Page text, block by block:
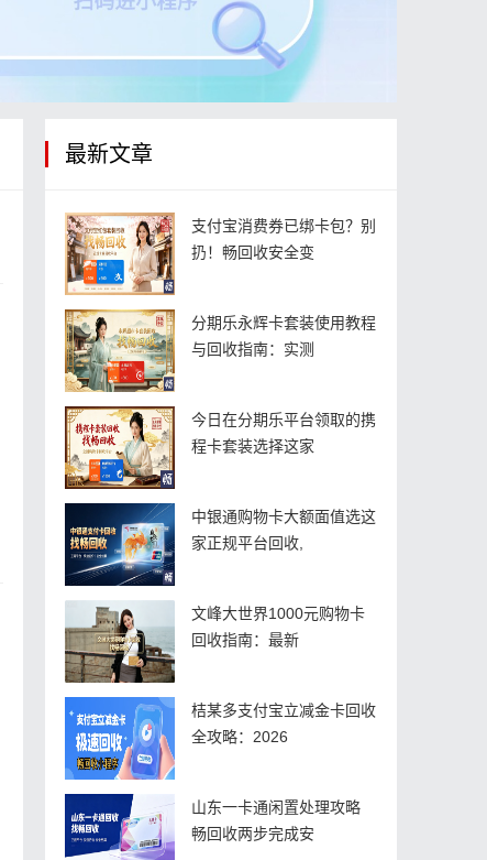
最新文章
支付宝消费券已绑卡包？别
扔！畅回收安全变
分期乐永辉卡套装使用教程
与回收指南：实测
今日在分期乐平台领取的携
程卡套装选择这家
中银通购物卡大额面值选这
家正规平台回收,
文峰大世界1000元购物卡
回收指南：最新
桔某多支付宝立减金卡回收
全攻略：2026
山东一卡通闲置处理攻略
畅回收两步完成安